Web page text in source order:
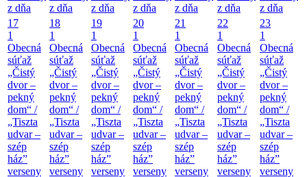
z dňa
z dňa
z dňa
z dňa
z dňa
z dňa
z dňa
17
1
Obecná
súťaž
„Čistý
dvor –
pekný
dom“ /
„Tiszta
udvar –
szép
ház”
verseny
18
1
Obecná
súťaž
„Čistý
dvor –
pekný
dom“ /
„Tiszta
udvar –
szép
ház”
verseny
19
1
Obecná
súťaž
„Čistý
dvor –
pekný
dom“ /
„Tiszta
udvar –
szép
ház”
verseny
20
1
Obecná
súťaž
„Čistý
dvor –
pekný
dom“ /
„Tiszta
udvar –
szép
ház”
verseny
21
1
Obecná
súťaž
„Čistý
dvor –
pekný
dom“ /
„Tiszta
udvar –
szép
ház”
verseny
22
1
Obecná
súťaž
„Čistý
dvor –
pekný
dom“ /
„Tiszta
udvar –
szép
ház”
verseny
23
1
Obecná
súťaž
„Čistý
dvor –
pekný
dom“ /
„Tiszta
udvar –
szép
ház”
verseny